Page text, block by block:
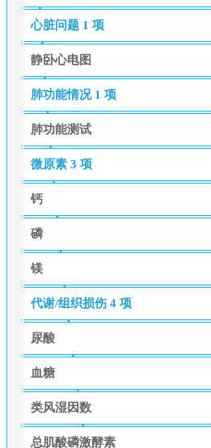
心脏问题 1 项
静卧心电图
肺功能情况 1 项
肺功能测试
微原素 3 项
钙
磷
镁
代谢/组织损伤 4 项
尿酸
血糖
类风湿因数
总肌酸磷激酵素